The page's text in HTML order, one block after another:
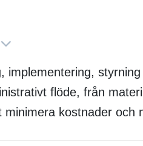
implementering,
flöde, från
kostnader och